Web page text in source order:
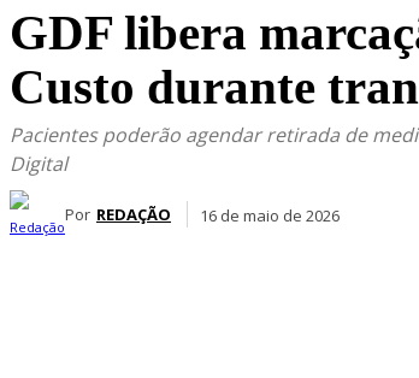
GDF libera
Custo durante
Pacientes poderão agendar retirada de
Digital
Por REDAÇÃO 16 de maio de 2026